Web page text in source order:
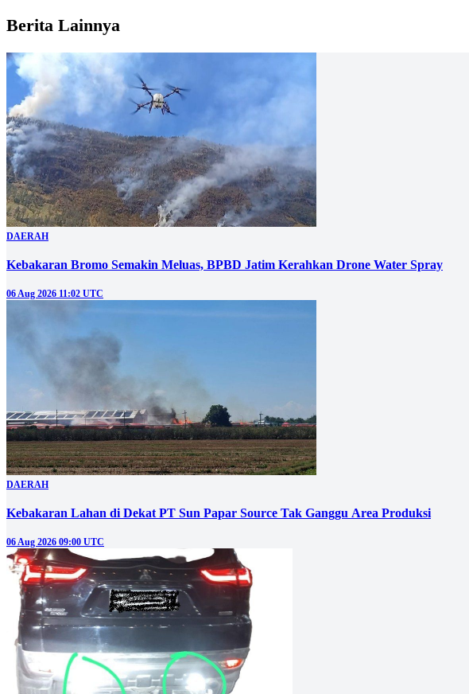
Berita Lainnya
DAERAH
Kebakaran Bromo Semakin Meluas, BPBD Jatim Kerahkan Drone Water Spray
06 Aug 2026 11:02 UTC
DAERAH
Kebakaran Lahan di Dekat PT Sun Papar Source Tak Ganggu Area Produksi
06 Aug 2026 09:00 UTC